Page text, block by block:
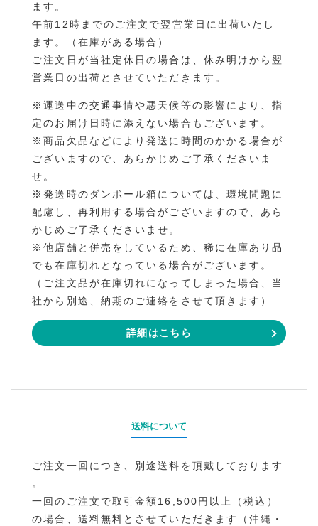
ます。
午前12時までのご注文で翌営業日に出荷いたし
ます。（在庫がある場合）
ご注文日が当社定休日の場合は、休み明けから翌
営業日の出荷とさせていただきます。
※運送中の交通事情や悪天候等の影響により、指
定のお届け日時に添えない場合もございます。
※商品欠品などにより発送に時間のかかる場合が
ございますので、あらかじめご了承くださいま
せ。
※発送時のダンボール箱については、環境問題に
配慮し、再利用する場合がございますので、あら
かじめご了承くださいませ。
※他店舗と併売をしているため、稀に在庫あり品
でも在庫切れとなっている場合がございます。
（ご注文品が在庫切れになってしまった場合、当
社から別途、納期のご連絡をさせて頂きます）
詳細はこちら
送料について
ご注文一回につき、別途送料を頂戴しております
。
一回のご注文で取引金額16,500円以上（税込）
の場合、送料無料とさせていただきます（沖縄・